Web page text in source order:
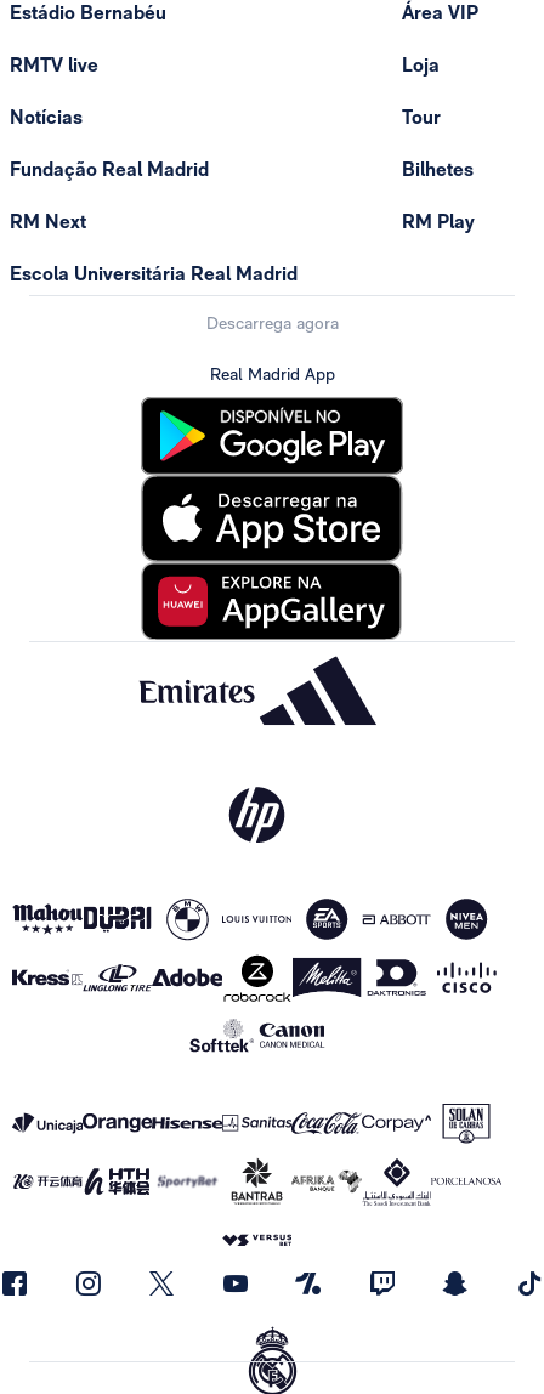
Estádio Bernabéu
RMTV live
Notícias
Fundação Real Madrid
RM Next
Escola Universitária Real Madrid
Área VIP
Loja
Tour
Bilhetes
RM Play
Descarrega agora
Real Madrid App